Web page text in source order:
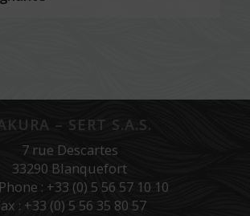
– SERT S.A.S.
7 rue Descartes
33290 Blanquefort
: +33 (0) 5 56 57 10 10
: +33 (0) 5 56 35 80 57